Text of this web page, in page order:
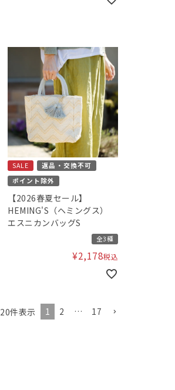
SALE
返品・交換不可
ポイント除外
【2026春夏セール】
HEMING'S（ヘミングス）
エスニカンバッグS
全3種
¥2,178税込
20件表示 1 2 … 17